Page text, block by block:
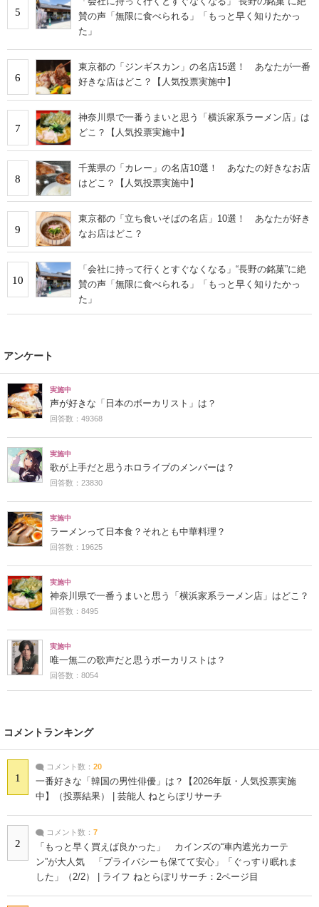
5
賛の声「無限に食べられる」「もっと早く知りたかっ
た」
6
東京都の「ジンギスカン」の名店15選！ あなたが一番
好きな店はどこ？【人気投票実施中】
7
神奈川県で一番うまいと思う「横浜家系ラーメン店」は
どこ？【人気投票実施中】
8
千葉県の「カレー」の名店10選！ あなたの好きなお店
はどこ？【人気投票実施中】
9
東京都の「立ち食いそばの名店」10選！ あなたが好き
なお店はどこ？
10
「会社に持って行くとすぐなくなる」“長野の銘菓”に絶
賛の声「無限に食べられる」「もっと早く知りたかっ
た」
アンケート
実施中
声が好きな「日本のボーカリスト」は？
回答数：49368
実施中
歌が上手だと思うホロライブのメンバーは？
回答数：23830
実施中
ラーメンって日本食？それとも中華料理？
回答数：19625
実施中
神奈川県で一番うまいと思う「横浜家系ラーメン店」はどこ？
回答数：8495
実施中
唯一無二の歌声だと思うボーカリストは？
回答数：8054
コメントランキング
1
コメント数： 20
一番好きな「韓国の男性俳優」は？【2026年版・人気投票実施
中】（投票結果） | 芸能人 ねとらぼリサーチ
2
コメント数： 7
「もっと早く買えば良かった」 カインズの“車内遮光カーテ
ン”が大人気 「プライバシーも保てて安心」「ぐっすり眠れま
した」（2/2） | ライフ ねとらぼリサーチ：2ページ目